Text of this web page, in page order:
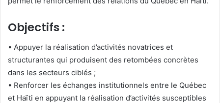
Objectifs :
• Appuyer la réalisation d’activités novatrices et
structurantes qui produisent des retombées concrètes
dans les secteurs ciblés ;
• Renforcer les échanges institutionnels entre le Québec
et Haïti en appuyant la réalisation d’activités susceptibles